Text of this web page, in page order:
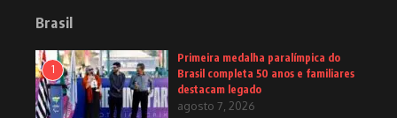
Brasil
1
Primeira medalha paralímpica do
Brasil completa 50 anos e familiares
destacam legado
agosto 7, 2026